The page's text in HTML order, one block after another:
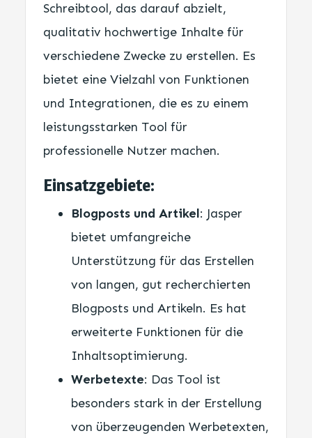
Schreibtool, das darauf abzielt,
qualitativ hochwertige Inhalte für
verschiedene Zwecke zu erstellen. Es
bietet eine Vielzahl von Funktionen
und Integrationen, die es zu einem
leistungsstarken Tool für
professionelle Nutzer machen.
Einsatzgebiete:
Blogposts und Artikel: Jasper
bietet umfangreiche
Unterstützung für das Erstellen
von langen, gut recherchierten
Blogposts und Artikeln. Es hat
erweiterte Funktionen für die
Inhaltsoptimierung.
Werbetexte: Das Tool ist
besonders stark in der Erstellung
von überzeugenden Werbetexten,